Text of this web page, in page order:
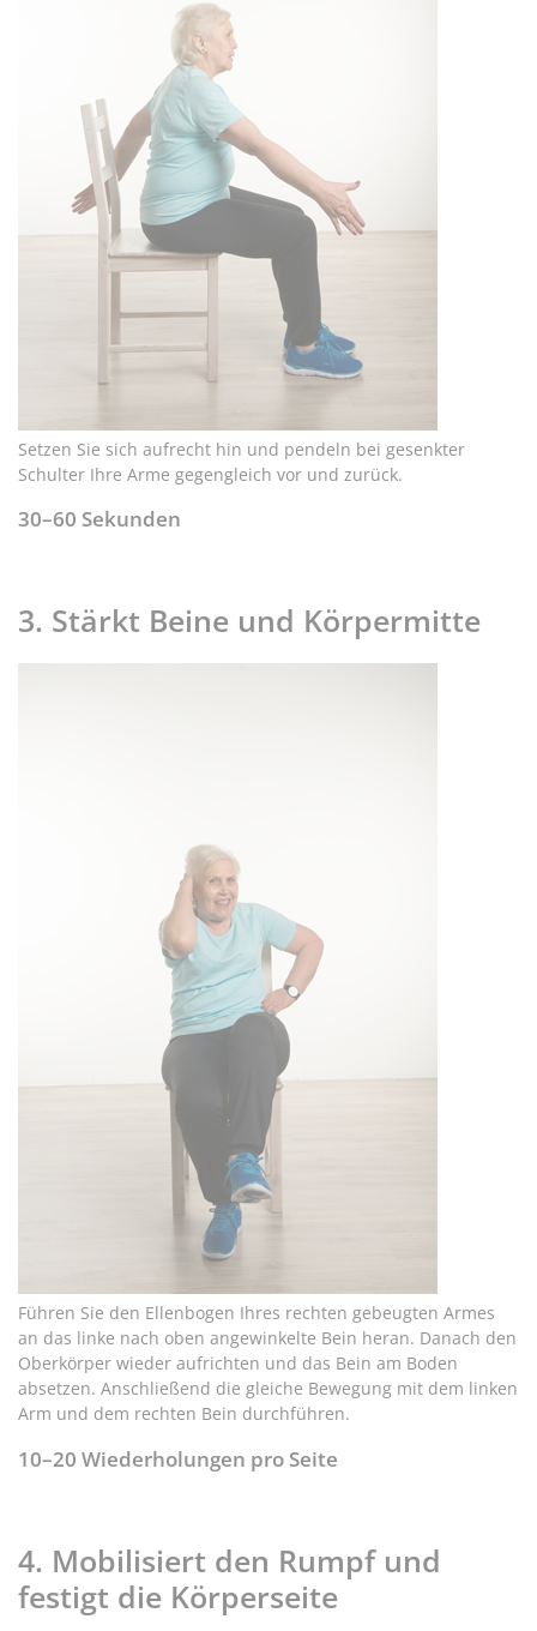
Setzen Sie sich aufrecht hin und pendeln bei gesenkter
Schulter Ihre Arme gegengleich vor und zurück.
30–60 Sekunden
3. Stärkt Beine und Körpermitte
Führen Sie den Ellenbogen Ihres rechten gebeugten Armes
an das linke nach oben angewinkelte Bein heran. Danach den
Oberkörper wieder aufrichten und das Bein am Boden
absetzen. Anschließend die gleiche Bewegung mit dem linken
Arm und dem rechten Bein durchführen.
10–20 Wiederholungen pro Seite
4. Mobilisiert den Rumpf und
festigt die Körperseite